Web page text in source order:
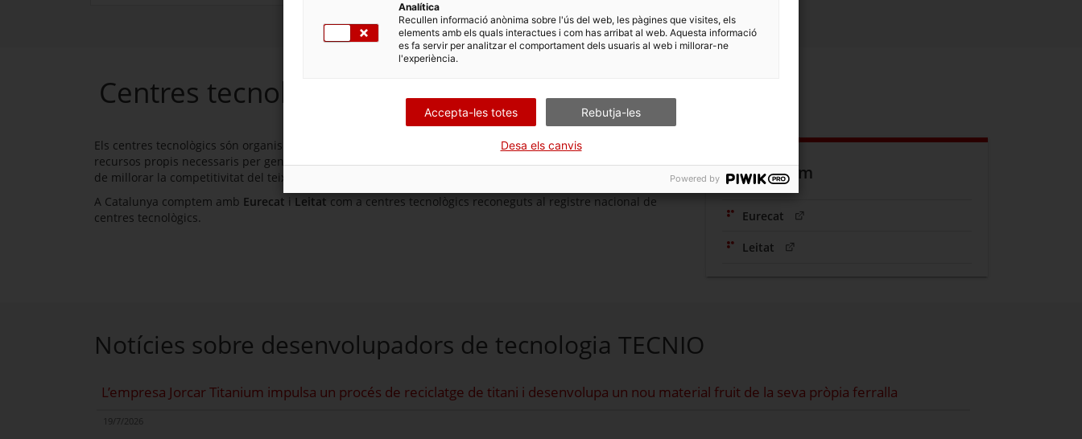
Centres tecnològics
Els centres tecnològics són organismes d’investigació privats, sense ànim de lucre, que disposen dels
recursos propis necessaris per generar i aplicar coneixement i desenvolupament tecnològic amb l’objectiu
de millorar la competitivitat del teixit productiu i industrial.
A Catalunya comptem amb Eurecat i Leitat com a centres tecnològics reconeguts al registre nacional de
centres tecnològics.
Destaquem
Eurecat (Obre en una nova finestra)
Leitat (Obre en una nova finestra)
Notícies sobre desenvolupadors de tecnologia TECNIO
L’empresa Jorcar Titanium impulsa un procés de reciclatge de titani i desenvolupa un nou material fruit de la seva pròpia ferralla
19/7/2026
Analítica
Recullen informació anònima sobre l'ús del web, les pàgines que visites, els
elements amb els quals interactues i com has arribat al web. Aquesta informació
es fa servir per analitzar el comportament dels usuaris al web i millorar-ne
l'experiència.
Accepta-les totes Rebutja-les
Desa els canvis
Powered by